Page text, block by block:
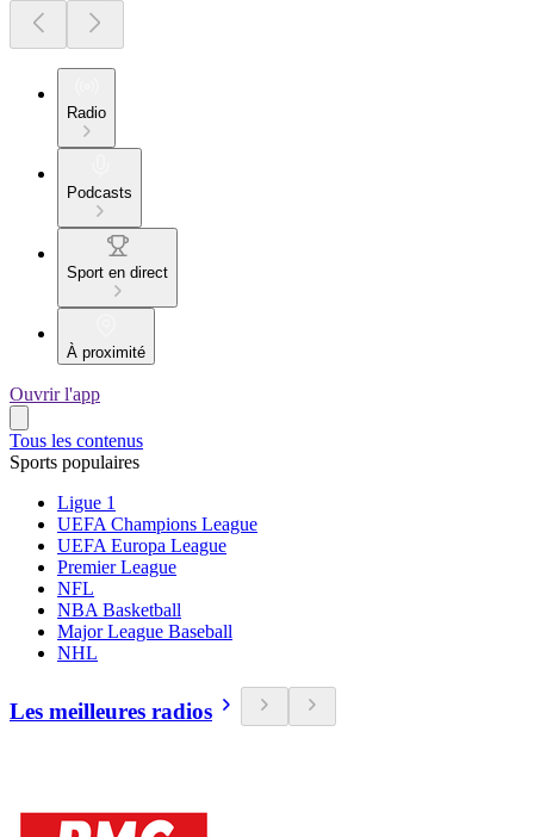
Radio
Podcasts
Sport en direct
À proximité
Ouvrir l'app
Tous les contenus
Sports populaires
Ligue 1
UEFA Champions League
UEFA Europa League
Premier League
NFL
NBA Basketball
Major League Baseball
NHL
Les meilleures radios